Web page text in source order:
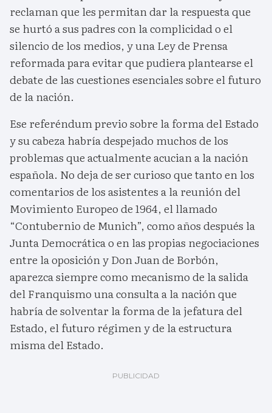
reclaman que les permitan dar la respuesta que
se hurtó a sus padres con la complicidad o el
silencio de los medios, y una Ley de Prensa
reformada para evitar que pudiera plantearse el
debate de las cuestiones esenciales sobre el futuro
de la nación.
Ese referéndum previo sobre la forma del Estado
y su cabeza habría despejado muchos de los
problemas que actualmente acucian a la nación
española. No deja de ser curioso que tanto en los
comentarios de los asistentes a la reunión del
Movimiento Europeo de 1964, el llamado
“Contubernio de Munich”, como años después la
Junta Democrática o en las propias negociaciones
entre la oposición y Don Juan de Borbón,
aparezca siempre como mecanismo de la salida
del Franquismo una consulta a la nación que
habría de solventar la forma de la jefatura del
Estado, el futuro régimen y de la estructura
misma del Estado.